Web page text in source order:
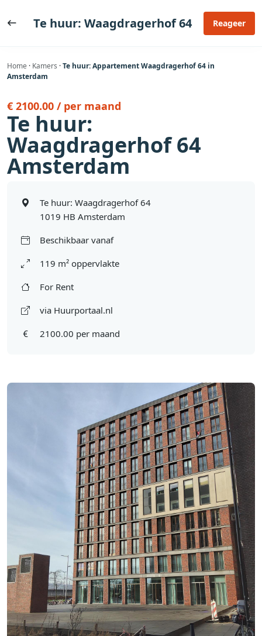
naar
Te huur: Waagdragerhof 64 Reageer
Home · Kamers ·Te huur: Appartement Waagdragerhof 64 in
Amsterdam
€ 2100.00 / per maand
Te huur:
Waagdragerhof 64
Amsterdam
Te huur: Waagdragerhof 64
1019 HB Amsterdam
Beschikbaar vanaf
119 m² oppervlakte
For Rent
via Huurportaal.nl
2100.00 per maand